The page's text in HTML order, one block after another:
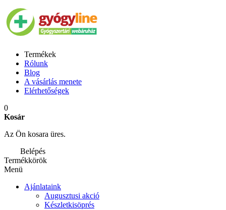
Termékek
Rólunk
Blog
A vásárlás menete
Elérhetőségek
0
Kosár
Az Ön kosara üres.
Belépés
Termékkörök
Menü
Ajánlataink
Augusztusi akció
Készletkisöprés